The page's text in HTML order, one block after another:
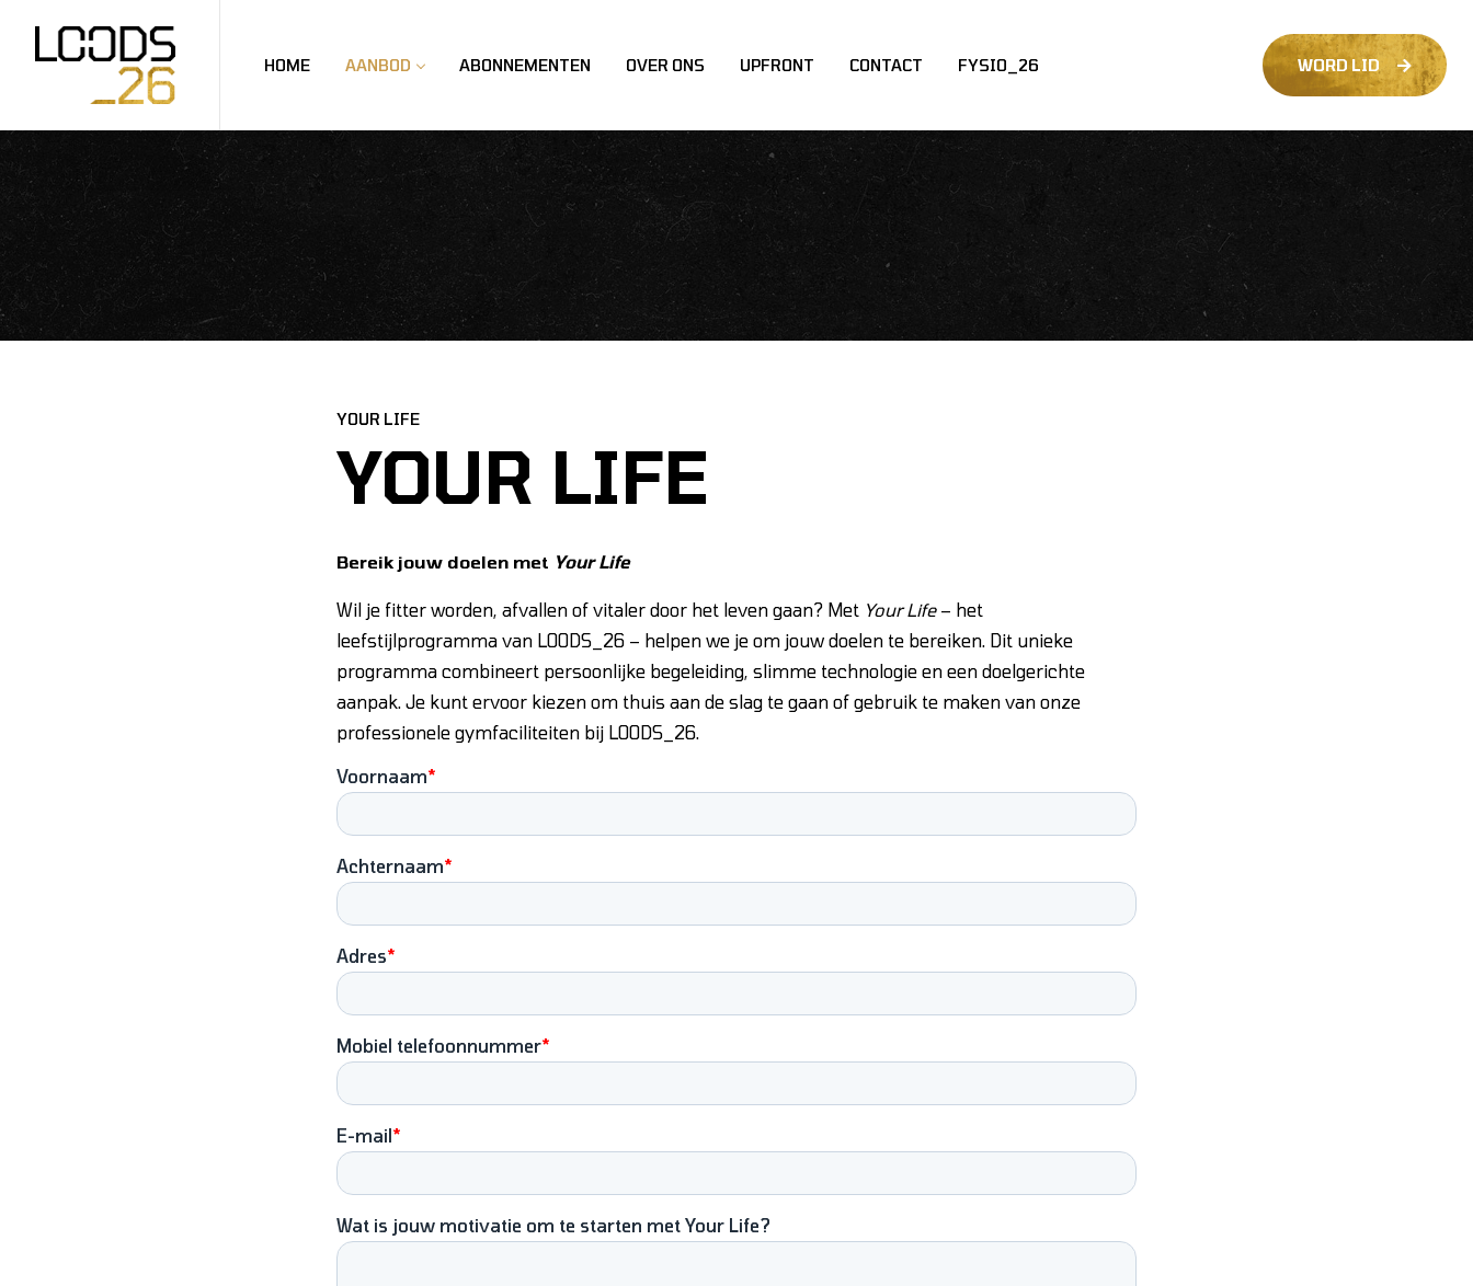
HOME AANBOD ABONNEMENTEN OVER ONS UPFRONT CONTACT FYSIO_26 WORD LID
YOUR LIFE
YOUR LIFE
Bereik jouw doelen met Your Life
Wil je fitter worden, afvallen of vitaler door het leven gaan? Met Your Life– het
leefstijlprogramma van LOODS_26 – helpen we je om jouw doelen te bereiken. Dit unieke
programma combineert persoonlijke begeleiding, slimme technologie en een doelgerichte
aanpak. Je kunt ervoor kiezen om thuis aan de slag te gaan of gebruik te maken van onze
professionele gymfaciliteiten bij LOODS_26.